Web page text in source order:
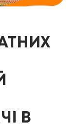
В